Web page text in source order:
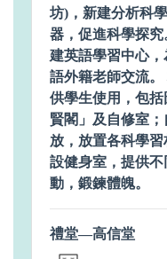
坊)，新建分析科
器，促進科學探
建英語學習中心
語外籍老師交流
供學生使用，包
賢閣」及自修室
放，放置各科學
設健身室，提供
動，鍛鍊體魄。
禮堂—高信堂